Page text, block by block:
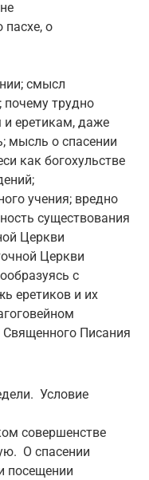
пасхе, о
смысл
почему трудно
и еретикам, даже
мысль о спасении
как богохульстве
учения; вредно
существования
Церкви
Церкви
с
еретиков и их
Писания
Условие
совершенстве
О спасении
посещении